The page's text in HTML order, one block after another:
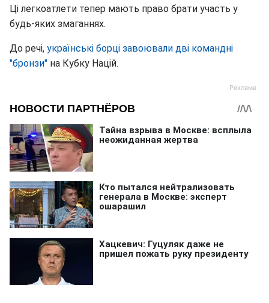
Ці легкоатлети тепер мають право брати участь у
будь-яких змаганнях.
До речі, українські борці завоювали дві командні
"бронзи" на Кубку Націй.